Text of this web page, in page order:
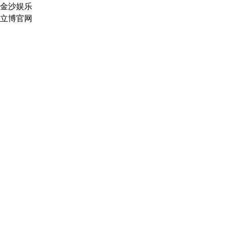
金沙娱乐
立博官网